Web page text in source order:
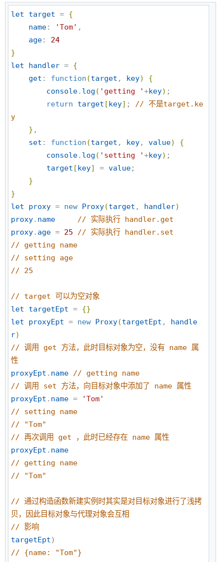
let target = {
name: 'Tom' ,
age: 24
}
let
handler = {
get : function (target , key)
{
console. log ( ' getting '+key) ;
return
target [key] ; // 不是target.ke
y
} ,
set : function (target , key, value)
{
console. log ( ' setting '+key) ;
target [key] = value;
}
}
let
proxy = new Proxy(target , handler)
proxy. name // 实际执行 handler.get
proxy. age = 25 // 实际执行 handler.set
// getting name
// setting age
// 25
// target 可以为空对象
let
targetEpt = {}
let
proxyEpt = new Proxy(targetEpt , handle
r)
// 调用 get 方法，此时目标对象为空，没有 name 属
性
proxyEpt . name // getting name
// 调用 set 方法，向目标对象中添加了 name 属性
proxyEpt . name = 'Tom'
// setting name
// "Tom"
// 再次调用 get ，此时已经存在 name 属性
proxyEpt . name
// getting name
// "Tom"
// 通过构造函数新建实例时其实是对目标对象进行了浅拷
贝，因此目标对象与代理对象会互相
// 影响
targetEpt
// {name: "Tom"}